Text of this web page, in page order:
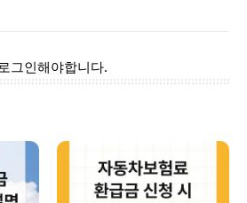
그인해야합니다.